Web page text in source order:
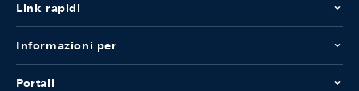
Link rapidi
Informazioni per
Portali